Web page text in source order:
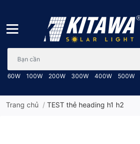
60W 100W 200W 300W 400W 500W
Trang chủ / TEST thẻ heading h1 h2